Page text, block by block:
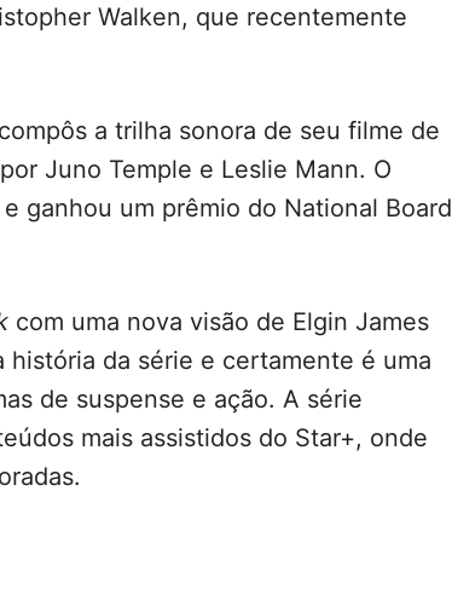
Walken, que recentemente
a trilha sonora de seu filme de
Juno Temple e Leslie Mann. O
ganhou um prêmio do National Board
com uma nova visão de Elgin James
da série e certamente é uma
de suspense e ação. A série
mais assistidos do Star+, onde